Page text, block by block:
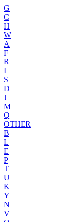
G
C
H
W
A
F
R
I
S
D
J
M
Q
OTHER
B
L
E
P
T
U
K
Y
N
V